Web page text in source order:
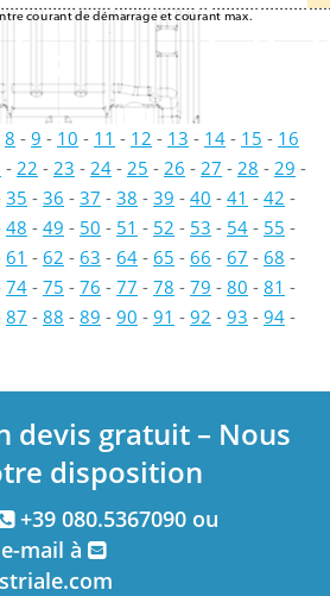
courant de démarrage et courant max.
8 - 9 - 10 - 11 - 12 - 13 - 14 - 15 - 16
- 22 - 23 - 24 - 25 - 26 - 27 - 28 - 29 -
35 - 36 - 37 - 38 - 39 - 40 - 41 - 42 -
48 - 49 - 50 - 51 - 52 - 53 - 54 - 55 -
61 - 62 - 63 - 64 - 65 - 66 - 67 - 68 -
74 - 75 - 76 - 77 - 78 - 79 - 80 - 81 -
87 - 88 - 89 - 90 - 91 - 92 - 93 - 94 -
devis gratuit – Nous
disposition
+39 080.5367090 ou
mail à